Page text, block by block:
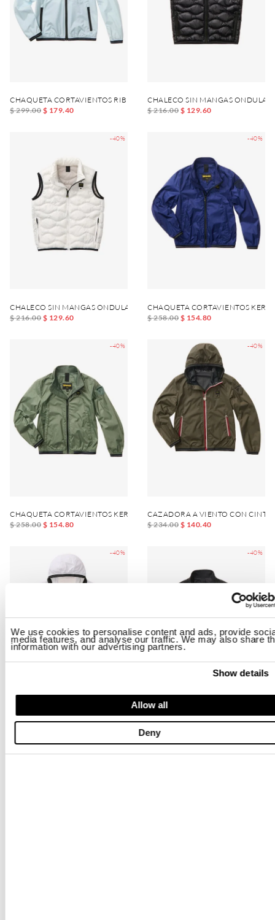
We use cookies to personalise content and ads, provide
media features, and analyse our traffic. We may also share
information with our advertising partners.
Show details
Allow all
Deny
CHAQUETA CORTAVIENTOS RIBETEADA Y ELASTIZADA DEWAR JUNIOR
$ 299.00 $ 179.40
CHALECO SIN MANGAS
$ 216.00 $ 129.60
-40%
CHALECO SIN MANGAS ONDULADO DANNY JUNIOR
$ 216.00 $ 129.60
-40%
CHAQUETA CORTAVIENTOS
$ 258.00 $ 154.80
-40%
CHAQUETA CORTAVIENTOS KERWIN JUNIOR
$ 258.00 $ 154.80
-40%
CAZADORA A VIENTO CON CINTA
$ 234.00 $ 140.40
-40%
CAZADORA A VIENTO CON CINTA DODGE JUNIOR
-40%
BOMBER CAMBIANTE BRAHMS
$ 261.00